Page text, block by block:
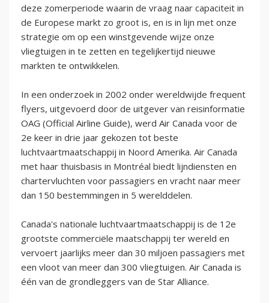
deze zomerperiode waarin de vraag naar capaciteit in
de Europese markt zo groot is, en is in lijn met onze
strategie om op een winstgevende wijze onze
vliegtuigen in te zetten en tegelijkertijd nieuwe
markten te ontwikkelen.
In een onderzoek in 2002 onder wereldwijde frequent
flyers, uitgevoerd door de uitgever van reisinformatie
OAG (Official Airline Guide), werd Air Canada voor de
2e keer in drie jaar gekozen tot beste
luchtvaartmaatschappij in Noord Amerika. Air Canada
met haar thuisbasis in Montréal biedt lijndiensten en
chartervluchten voor passagiers en vracht naar meer
dan 150 bestemmingen in 5 werelddelen.
Canada's nationale luchtvaartmaatschappij is de 12e
grootste commerciële maatschappij ter wereld en
vervoert jaarlijks meer dan 30 miljoen passagiers met
een vloot van meer dan 300 vliegtuigen. Air Canada is
één van de grondleggers van de Star Alliance.